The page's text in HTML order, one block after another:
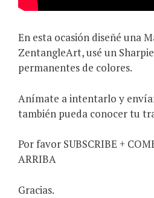
En esta ocasión diseñé una
ZentangleArt, usé un
permanentes de colores.
Anímate a intentarlo y
también pueda conocer tu
Por favor SUBSCRIBE +
ARRIBA
Gracias.